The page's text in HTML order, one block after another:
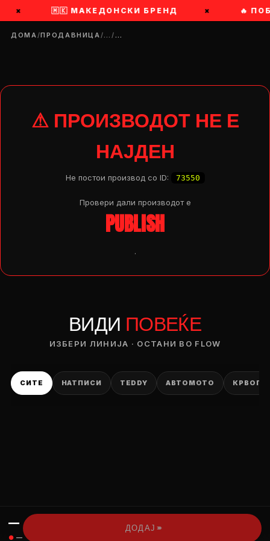
× 🇲🇰 МАКЕДОНСКИ БРЕНД × 🔥
ДОМА/ПРОДАВНИЦА/…/…
⚠ ПРОИЗВОДОТ НЕ Е
НАЈДЕН
Не постои производ со ID: 73550
Провери дали производот e
PUBLISH
.
ВИДИ ПОВЕЌЕ
ИЗБЕРИ ЛИНИЈА · ОСТАНИ ВО FLOW
СИТЕ НАТПИСИ TEDDY АВТОМОТО
—
● —
ДОДАЈ ›››